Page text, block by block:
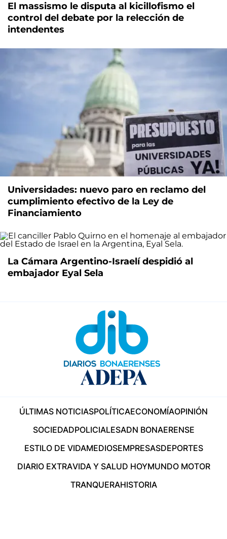
El massismo le disputa al kicillofismo el
control del debate por la relección de
intendentes
Universidades: nuevo paro en reclamo del
cumplimiento efectivo de la Ley de
Financiamiento
La Cámara Argentino-Israelí despidió al
embajador Eyal Sela
ÚLTIMAS NOTICIASPOLÍTICAECONOMÍAOPINIÓN
SOCIEDADPOLICIALESADN BONAERENSE
ESTILO DE VIDAMEDIOSEMPRESASDEPORTES
DIARIO EXTRAVIDA Y SALUD HOYMUNDO MOTOR
TRANQUERAHISTORIA